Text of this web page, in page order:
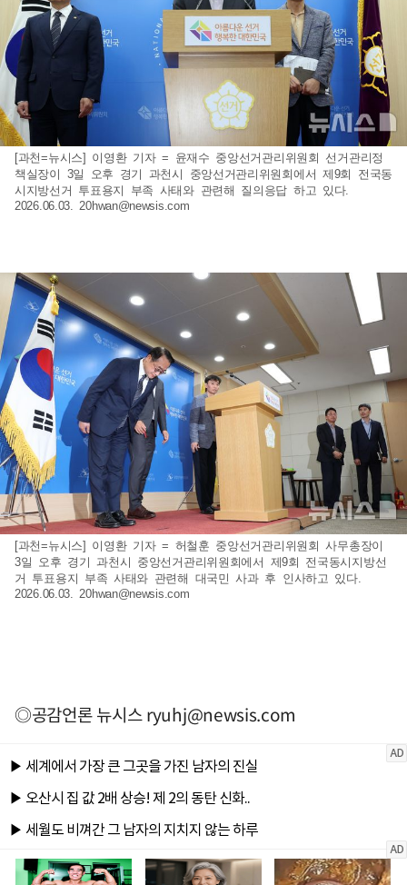
[과천=뉴시스] 이영환 기자 = 윤재수 중앙선거관리위원회 선거관리정
책실장이 3일 오후 경기 과천시 중앙선거관리위원회에서 제9회 전국동
시지방선거 투표용지 부족 사태와 관련해 질의응답 하고 있다.
2026.06.03.20hwan@newsis.com
[과천=뉴시스] 이영환 기자 = 허철훈 중앙선거관리위원회 사무총장이
3일 오후 경기 과천시 중앙선거관리위원회에서 제9회 전국동시지방선
거 투표용지 부족 사태와 관련해 대국민 사과 후 인사하고 있다.
2026.06.03. 20hwan@newsis.com
◎공감언론 뉴시스ryuhj@newsis.com